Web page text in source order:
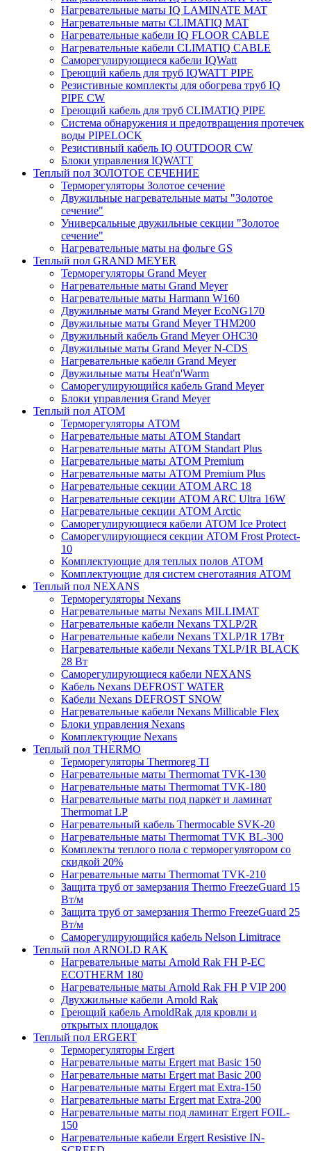
Нагревательные маты IQ LAMINATE MAT
Нагревательные маты CLIMATIQ MAT
Нагревательные кабели IQ FLOOR CABLE
Нагревательные кабели CLIMATIQ CABLE
Саморегулирующиеся кабели IQWatt
Греющий кабель для труб IQWATT PIPE
Резистивные комплекты для обогрева труб IQ
PIPE CW
Греющий кабель для труб CLIMATIQ PIPE
Система обнаружения и предотвращения протечек
воды PIPELOCK
Резистивный кабель IQ OUTDOOR CW
Блоки управления IQWATT
Теплый пол ЗОЛОТОЕ СЕЧЕНИЕ
Терморегуляторы Золотое сечение
Двужильные нагревательные маты "Золотое
сечение"
Универсальные двужильные секции "Золотое
сечение"
Нагревательные маты на фольге GS
Теплый пол GRAND MEYER
Терморегуляторы Grand Meyer
Нагревательные маты Grand Meyer
Нагревательные маты Harmann W160
Двужильные маты Grand Meyer EcoNG170
Двужильные маты Grand Meyer THM200
Двужильный кабель Grand Meyer OHC30
Двужильные маты Grand Meyer N-CDS
Нагревательные кабели Grand Meyer
Двужильные маты Heat'n'Warm
Саморегулирующийся кабель Grand Meyer
Блоки управления Grand Meyer
Теплый пол ATOM
Терморегуляторы АТОМ
Нагревательные маты АТОМ Standart
Нагревательные маты АТОМ Standart Plus
Нагревательные маты АТОМ Premium
Нагревательные маты АТОМ Premium Plus
Нагревательные секции АТОМ ARC 18
Нагревательные секции ATOM ARC Ultra 16W
Нагревательные секции АТОМ Arctic
Саморегулирующиеся кабели ATOM Ice Protect
Саморегулирующиеся секции ATOM Frost Protect-
10
Комплектующие для теплых полов ATOM
Комплектующие для систем снеготаяния ATOM
Теплый пол NEXANS
Терморегуляторы Nexans
Нагревательные маты Nexans MILLIMAT
Нагревательные кабели Nexans TXLP/2R
Нагревательные кабели Nexans TXLP/1R 17Вт
Нагревательные кабели Nexans TXLP/1R BLACK
28 Вт
Саморегулирующиеся кабели NEXANS
Кабель Nexans DEFROST WATER
Кабели Nexans DEFROST SNOW
Нагревательные кабели Nexans Millicable Flex
Блоки управления Nexans
Комплектующие Nexans
Теплый пол THERMO
Терморегуляторы Thermoreg TI
Нагревательные маты Thermomat TVK-130
Нагревательные маты Thermomat TVK-180
Нагревательные маты под паркет и ламинат
Thermomat LP
Нагревательный кабель Thermocable SVK-20
Нагревательные маты Thermomat TVK BL-300
Комплекты теплого пола с терморегулятором со
скидкой 20%
Нагревательные маты Thermomat TVK-210
Защита труб от замерзания Thermo FreezeGuard 15
Вт/м
Защита труб от замерзания Thermo FreezeGuard 25
Вт/м
Саморегулирующийся кабель Nelson Limitrace
Теплый пол ARNOLD RAK
Нагревательные маты Arnold Rak FH P-EC
ECOTHERM 180
Нагревательные маты Arnold Rak FH P VIP 200
Двухжильные кабели Arnold Rak
Греющий кабель ArnoldRak для кровли и
открытых площадок
Теплый пол ERGERT
Терморегуляторы Ergert
Нагревательные маты Ergert mat Basic 150
Нагревательные маты Ergert mat Basic 200
Нагревательные маты Ergert mat Extra-150
Нагревательные маты Ergert mat Extra-200
Нагревательные маты под ламинат Ergert FOIL-
150
Нагревательные кабели Ergert Resistive IN-